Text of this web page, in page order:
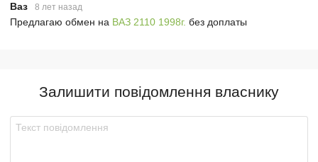
Ваз 8 лет назад
Предлагаю обмен на ВАЗ 2110 1998г. без доплаты
Залишити повідомлення власнику